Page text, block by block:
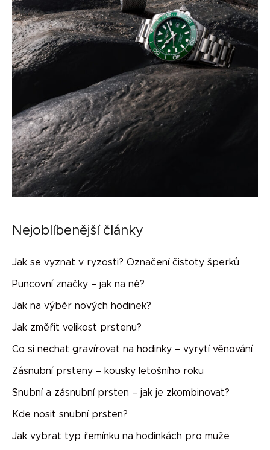
Nejoblíbenější články
Jak se vyznat v ryzosti? Označení čistoty šperků
Puncovní značky – jak na ně?
Jak na výběr nových hodinek?
Jak změřit velikost prstenu?
Co si nechat gravírovat na hodinky – vyrytí věnování
Zásnubní prsteny – kousky letošního roku
Snubní a zásnubní prsten – jak je zkombinovat?
Kde nosit snubní prsten?
Jak vybrat typ řemínku na hodinkách pro muže